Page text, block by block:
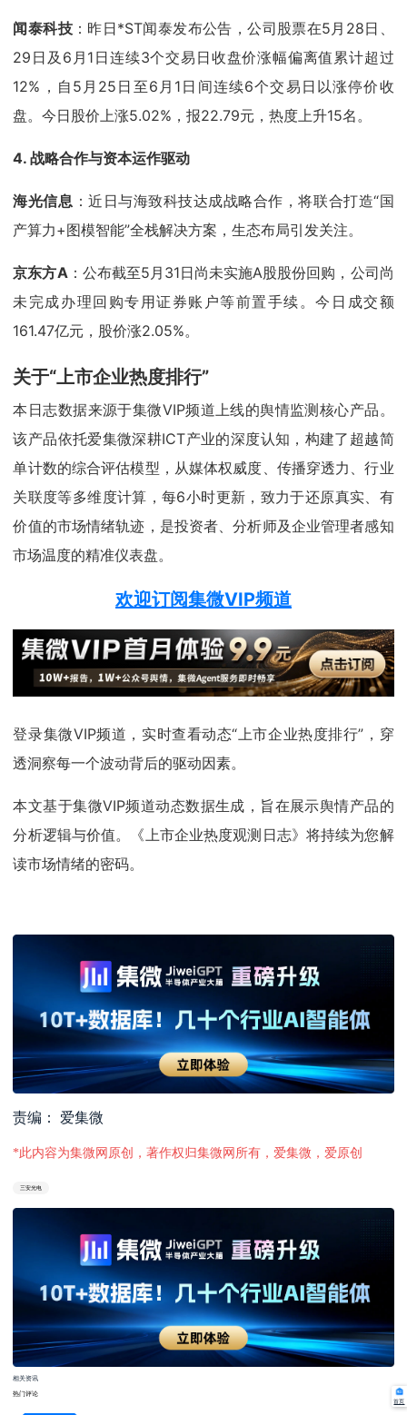
闻泰科技：昨日*ST闻泰发布公告，公司股票在5月28日、
29日及6月1日连续3个交易日收盘价涨幅偏离值累计超过
12%，自5月25日至6月1日间连续6个交易日以涨停价收
盘。今日股价上涨5.02%，报22.79元，热度上升15名。
4. 战略合作与资本运作驱动
海光信息 ：近日与海致科技达成战略合作，将联合打造“国
产算力+图模智能”全栈解决方案，生态布局引发关注。
京东方A ：公布截至5月31日尚未实施A股股份回购，公司尚
未完成办理回购专用证券账户等前置手续。今日成交额
161.47亿元，股价涨2.05%。
关于“上市企业热度排行”
本日志数据来源于集微VIP频道上线的舆情监测核心产品。
该产品依托爱集微深耕ICT产业的深度认知，构建了超越简
单计数的综合评估模型，从媒体权威度、传播穿透力、行业
关联度等多维度计算，每6小时更新，致力于还原真实、有
价值的市场情绪轨迹，是投资者、分析师及企业管理者感知
市场温度的精准仪表盘。
欢迎订阅集微VIP频道
登录集微VIP频道，实时查看动态“上市企业热度排行”，穿
透洞察每一个波动背后的驱动因素。
本文基于集微VIP频道动态数据生成，旨在展示舆情产品的
分析逻辑与价值。《上市企业热度观测日志》将持续为您解
读市场情绪的密码。
责编： 爱集微
*此内容为集微网原创，著作权归集微网所有，爱集微，爱原创
三安光电
相关资讯
热门评论
首页